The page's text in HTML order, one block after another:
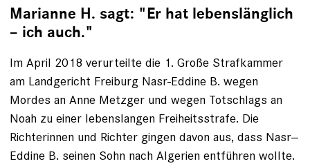
Marianne H. sagt: "Er hat lebenslänglich
– ich auch."
Im April 2018 verurteilte die 1. Große Strafkammer
am Landgericht Freiburg Nasr-­Eddine B. wegen
Mordes an Anne Metzger und wegen Totschlags an
Noah zu einer lebenslangen Freiheitsstrafe. Die
Richterinnen und Richter gingen davon aus, dass Nasr-­
Eddine B. seinen Sohn nach ­Algerien entführen wollte.